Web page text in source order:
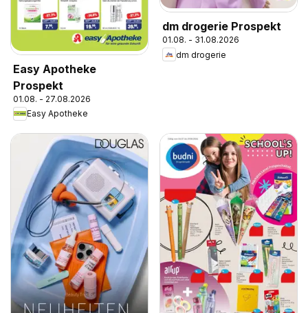
Easy Apotheke
Prospekt
01.08. - 27.08.2026
Easy Apotheke
dm drogerie Prospekt
01.08. - 31.08.2026
dm drogerie